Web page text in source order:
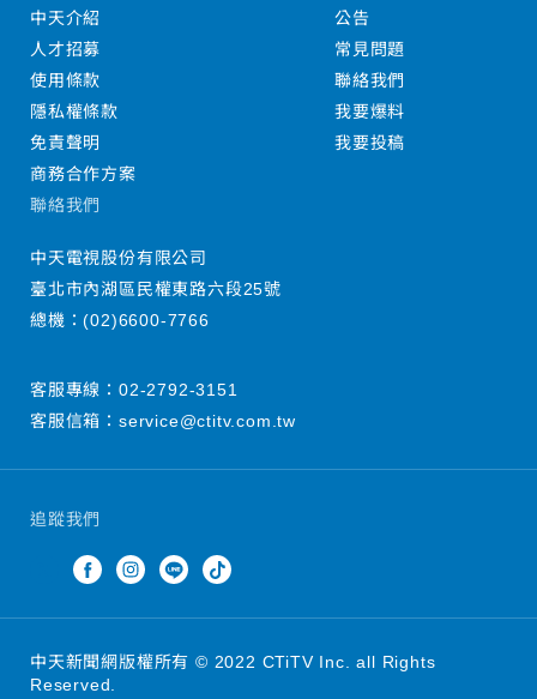
追蹤我們
中天介紹
人才招募
使用條款
隱私權條款
免責聲明
商務合作方案
公告
常見問題
聯絡我們
我要爆料
我要投稿
聯絡我們
中天電視股份有限公司
臺北市內湖區民權東路六段25號
總機：(02)6600-7766
客服專線： 02-2792-3151
客服信箱： service@ctitv.com.tw
中天新聞網版權所有 © 2022 CTiTV Inc. all Rights
Reserved.